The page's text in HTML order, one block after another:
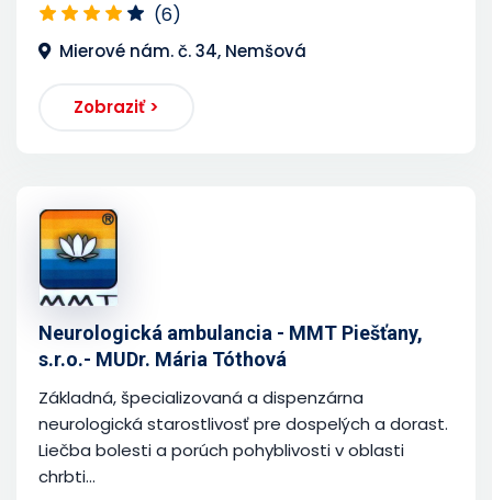
(6)
Mierové nám. č. 34, Nemšová
Zobraziť >
Neurologická ambulancia - MMT Piešťany,
s.r.o.- MUDr. Mária Tóthová
Základná, špecializovaná a dispenzárna
neurologická starostlivosť pre dospelých a dorast.
Liečba bolesti a porúch pohyblivosti v oblasti
chrbti...